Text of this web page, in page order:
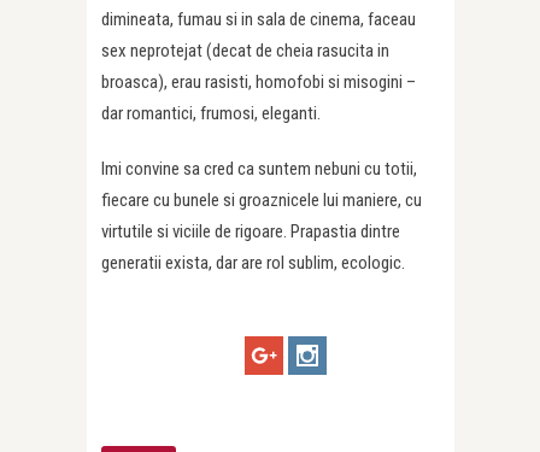
dimineata, fumau si in sala de cinema, faceau
sex neprotejat (decat de cheia rasucita in
broasca), erau rasisti, homofobi si misogini –
dar romantici, frumosi, eleganti.
Imi convine sa cred ca suntem nebuni cu totii,
fiecare cu bunele si groaznicele lui maniere, cu
virtutile si viciile de rigoare. Prapastia dintre
generatii exista, dar are rol sublim, ecologic.